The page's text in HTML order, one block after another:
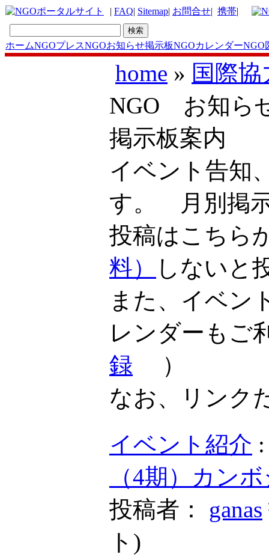
| FAQ| Sitemap| お問合せ| 携帯|
ホームNGOプレスNGOお知らせ掲示板NGOカレンダーNGO
home » 国際
NGO お知ら
掲示板案内
イベント告知
す。 月別掲
投稿はこち
料）
しないと
また、イベン
レンダーもご
録 ）
なお、リンク
イベント紹介
（4期）カン
投稿者： ganas
ト )